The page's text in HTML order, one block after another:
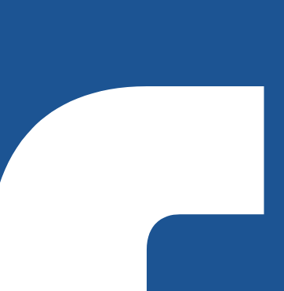
um Kund:innen für euer Angebot
Erlebnisse suchen – ob junge
angesprochen und mit